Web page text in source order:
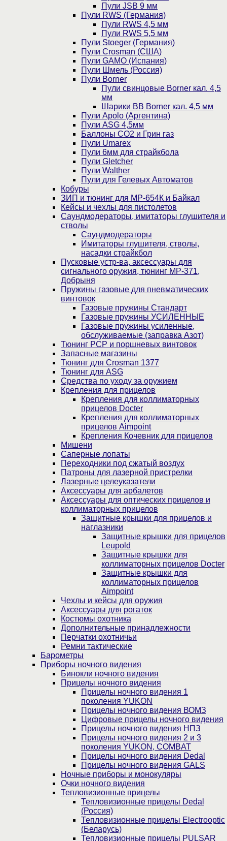
Пули JSB 9 мм
Пули RWS (Германия)
Пули RWS 4,5 мм
Пули RWS 5,5 мм
Пули Stoeger (Германия)
Пули Crosman (США)
Пули GAMO (Испания)
Пули Шмель (Россия)
Пули Borner
Пули свинцовые Borner кал. 4,5
мм
Шарики BB Borner кал. 4,5 мм
Пули Apolo (Аргентина)
Пули ASG 4,5мм
Баллоны CO2 и Грин газ
Пули Umarex
Пули 6мм для страйкбола
Пули Gletcher
Пули Walther
Пули для Гелевых Автоматов
Кобуры
ЗИП и тюнинг для МР-654К и Байкал
Кейсы и чехлы для пистолетов
Саундмодераторы, имитаторы глушителя и
стволы
Саундмодераторы
Имитаторы глушителя, стволы,
насадки страйкбол
Пусковые устр-ва, аксессуары для
сигнального оружия, тюнинг МР-371,
Добрыня
Пружины газовые для пневматических
винтовок
Газовые пружины Стандарт
Газовые пружины УСИЛЕННЫЕ
Газовые пружины усиленные,
обслуживаемые (заправка Азот)
Тюнинг PCP и поршневых винтовок
Запасные магазины
Тюнинг для Crosman 1377
Тюнинг для ASG
Средства по уходу за оружием
Крепления для прицелов
Крепления для коллиматорных
прицелов Docter
Крепления для коллиматорных
прицелов Aimpoint
Крепления Кочевник для прицелов
Мишени
Саперные лопаты
Переходники под сжатый воздух
Патроны для лазерной пристрелки
Лазерные целеуказатели
Аксессуары для арбалетов
Аксессуары для оптических прицелов и
коллиматорных прицелов
Защитные крышки для прицелов и
наглазники
Защитные крышки для прицелов
Leupold
Защитные крышки для
коллиматорных прицелов Docter
Защитные крышки для
коллиматорных прицелов
Aimpoint
Чехлы и кейсы для оружия
Аксессуары для рогаток
Костюмы охотника
Дополнительные принадлежности
Перчатки охотничьи
Ремни тактические
Барометры
Приборы ночного видения
Бинокли ночного видения
Прицелы ночного видения
Прицелы ночного видения 1
поколения YUKON
Прицелы ночного видения ВОМЗ
Цифровые прицелы ночного видения
Прицелы ночного видения НПЗ
Прицелы ночного видения 2 и 3
поколения YUKON, COMBAT
Прицелы ночного видения Dedal
Прицелы ночного видения GALS
Ночные приборы и монокуляры
Очки ночного видения
Тепловизионные прицелы
Тепловизионные прицелы Dedal
(Россия)
Тепловизионные прицелы Electrooptic
(Беларусь)
Тепловизионные прицелы PULSAR